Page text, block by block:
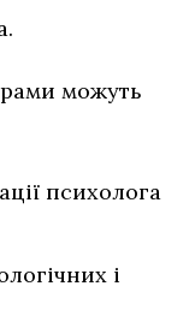
можуть
психолога
і